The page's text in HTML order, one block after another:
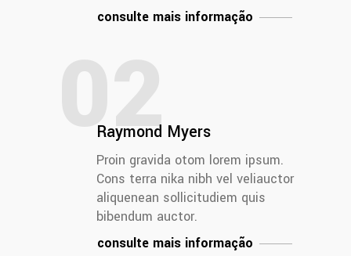
consulte mais informação
02
Raymond Myers
Proin gravida otom lorem ipsum.
Cons terra nika nibh vel veliauctor
aliquenean sollicitudiem quis
bibendum auctor.
consulte mais informação